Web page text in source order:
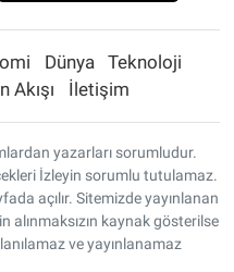
Dünya
Teknoloji
Akışı İletişim
yazarları sorumludur.
İzleyin sorumlu tutulamaz.
açılır. Sitemizde yayınlanan
alınmaksızın kaynak gösterilse
ve yayınlanamaz